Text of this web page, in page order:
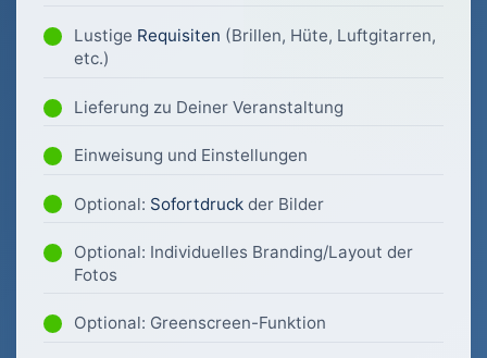
Lustige Requisiten (Brillen, Hüte, Luftgitarren,
etc.)
Lieferung zu Deiner Veranstaltung
Einweisung und Einstellungen
Optional: Sofortdruck der Bilder
Optional: Individuelles Branding/Layout der
Fotos
Optional: Greenscreen-Funktion